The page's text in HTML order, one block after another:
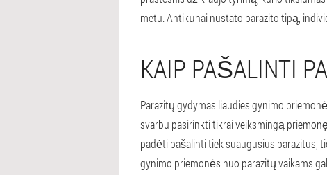
metu. Antikūnai nustato parazito tipą,
KAIP PAŠALINTI
Parazitų gydymas liaudies gynimo
svarbu pasirinkti tikrai veiksmingą
padėti pašalinti tiek suaugusius parazitus,
gynimo priemonės nuo parazitų vaikams